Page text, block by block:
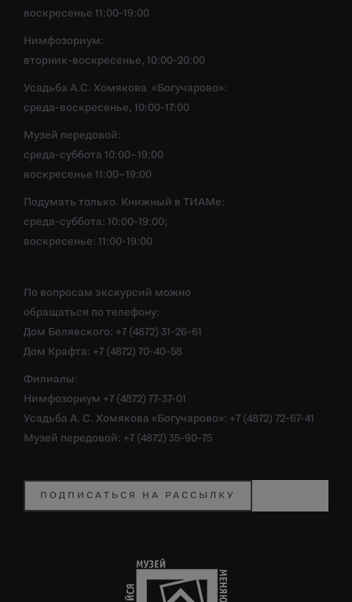
воскресенье 11:00-19:00
Нимфозориум:
вторник-воскресенье, 10:00-20:00
Усадьба А.С. Хомякова «Богучарово»:
среда-воскресенье, 10:00-17:00
Музей передовой:
среда-суббота 10:00–19:00
воскресенье 11:00–19:00
Подумать только. Книжный в ТИАМе:
среда-суббота: 10:00-19:00;
воскресенье: 11:00-19:00
По вопросам экскурсий можно
обращаться по телефону:
Дом Белявского: +7 (4872) 31-26-61
Дом Крафта: +7 (4872) 70-40-58
Филиалы:
Нимфозориум +7 (4872) 77-37-01
Усадьба А. С. Хомякова «Богучарово»: +7 (4872) 72-67-41
Музей передовой: +7 (4872) 35-90-75
ПОДПИСАТЬСЯ НА РАССЫЛКУ